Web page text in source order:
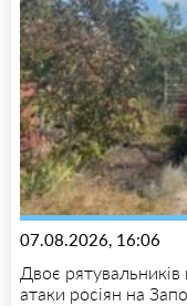
07.08.2026, 16:06
Двоє
атаки росіян на